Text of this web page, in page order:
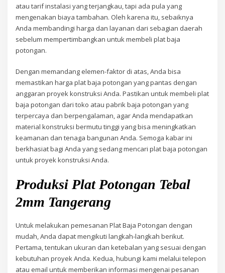
atau tarif instalasi yang terjangkau, tapi ada pula yang
mengenakan biaya tambahan. Oleh karena itu, sebaiknya
Anda membandingi harga dan layanan dari sebagian daerah
sebelum mempertimbangkan untuk membeli plat baja
potongan.
Dengan memandang elemen-faktor di atas, Anda bisa
memastikan harga plat baja potongan yang pantas dengan
anggaran proyek konstruksi Anda. Pastikan untuk membeli plat
baja potongan dari toko atau pabrik baja potongan yang
terpercaya dan berpengalaman, agar Anda mendapatkan
material konstruksi bermutu tinggi yang bisa meningkatkan
keamanan dan tenaga bangunan Anda. Semoga kabar ini
berkhasiat bagi Anda yang sedang mencari plat baja potongan
untuk proyek konstruksi Anda.
Produksi Plat Potongan Tebal
2mm Tangerang
Untuk melakukan pemesanan Plat Baja Potongan dengan
mudah, Anda dapat mengikuti langkah-langkah berikut.
Pertama, tentukan ukuran dan ketebalan yang sesuai dengan
kebutuhan proyek Anda. Kedua, hubungi kami melalui telepon
atau email untuk memberikan informasi mengenai pesanan